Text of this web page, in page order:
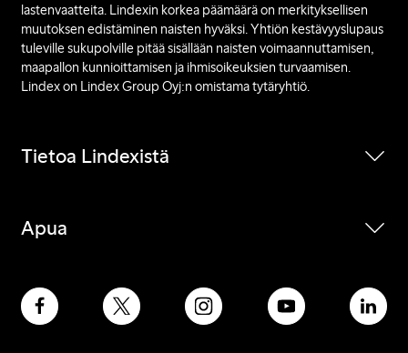
lastenvaatteita. Lindexin korkea päämäärä on merkityksellisen
muutoksen edistäminen naisten hyväksi. Yhtiön kestävyyslupaus
tuleville sukupolville pitää sisällään naisten voimaannuttamisen,
maapallon kunnioittamisen ja ihmisoikeuksien turvaamisen.
Lindex on Lindex Group Oyj:n omistama tytäryhtiö.
Tietoa Lindexistä
Apua